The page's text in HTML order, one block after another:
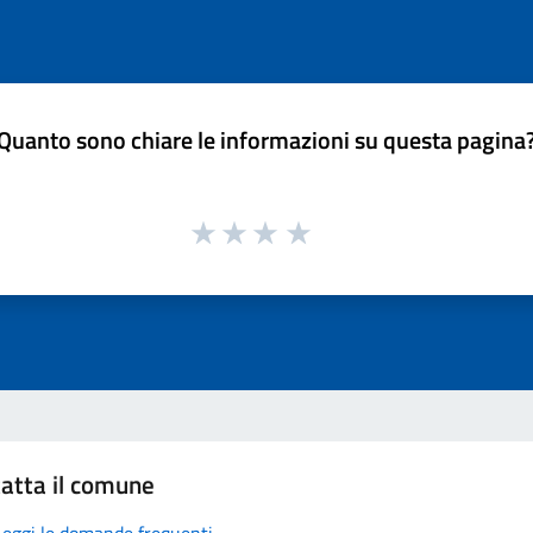
sono chiare le informazioni su questa
il comune